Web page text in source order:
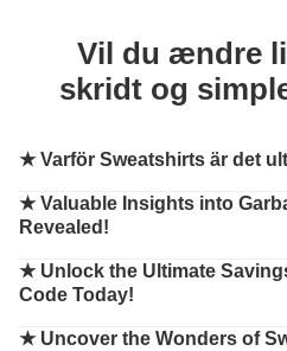
Vil du ændre
skridt og
★Varför Sweatshirts är det
★Valuable Insights into
Revealed!
★ Unlock the Ultimate
Code Today!
★ Uncover the Wonders of